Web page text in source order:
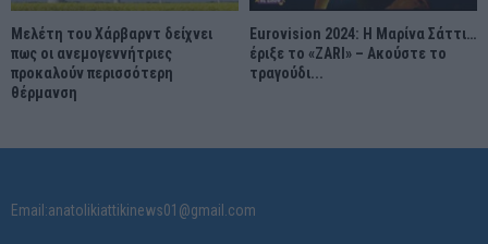
Μελέτη του Χάρβαρντ δείχνει
πως οι ανεμογεννήτριες
προκαλούν περισσότερη
θέρμανση
Eurovision 2024: Η Μαρίνα Σάττι…
έριξε το «ZARI» – Ακούστε το
τραγούδι...
Email:anatolikiattikinews01@gmail.com